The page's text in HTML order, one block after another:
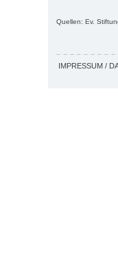
Quellen: Ev.
IMPRESSUM /